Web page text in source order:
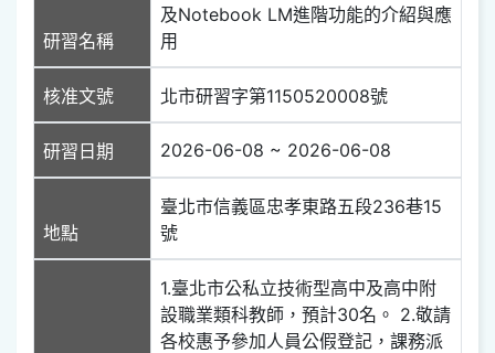
研習名稱
及Notebook LM進階功能的介紹與應
用
核准文號 北市研習字第1150520008號
研習日期 2026-06-08 ~ 2026-06-08
地點
臺北市信義區忠孝東路五段236巷15
號
1.臺北市公私立技術型高中及高中附
設職業類科教師，預計30名。 2.敬請
各校惠予參加人員公假登記，課務派